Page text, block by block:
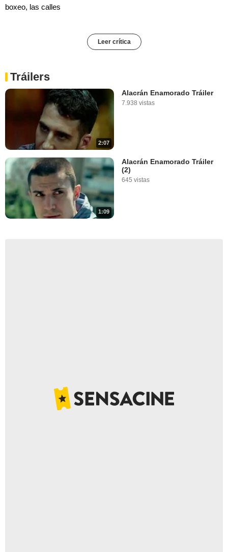
boxeo, las calles
Leer crítica
Tráilers
2:07
Alacrán Enamorado Tráiler
7.938 vistas
1:09
Alacrán Enamorado Tráiler
(2)
645 vistas